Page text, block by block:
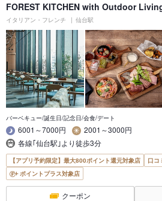
FOREST KITCHEN with Outdoor
イタリアン・フレンチ 仙台駅
バーベキュー/誕生日/記念日/会食/デート
6001～7000円
2001～3000円
各線｢仙台駅｣より徒歩3分
【アプリ予約限定】最大800ポイント還元対象店
口コ
ポイントプラス対象店
クーポン